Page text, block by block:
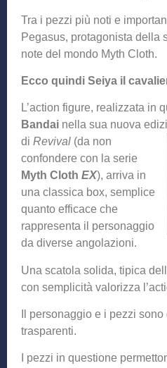
Tra i pezzi più noti e
Pegasus, protagonista della
note del mondo Myth Cloth.
Ecco quindi Seiya il
L’action figure, realizzata in
Bandai nella sua nuova
di Revival (da non
confondere con la serie
Myth Cloth EX), arriva in
una classica box, semplice
quanto efficace che
rappresenta il personaggio
da diverse angolazioni.
Una scatola solida, tipica
con semplicità valorizza
Il personaggio e i pezzi
trasparenti.
I pezzi in questione